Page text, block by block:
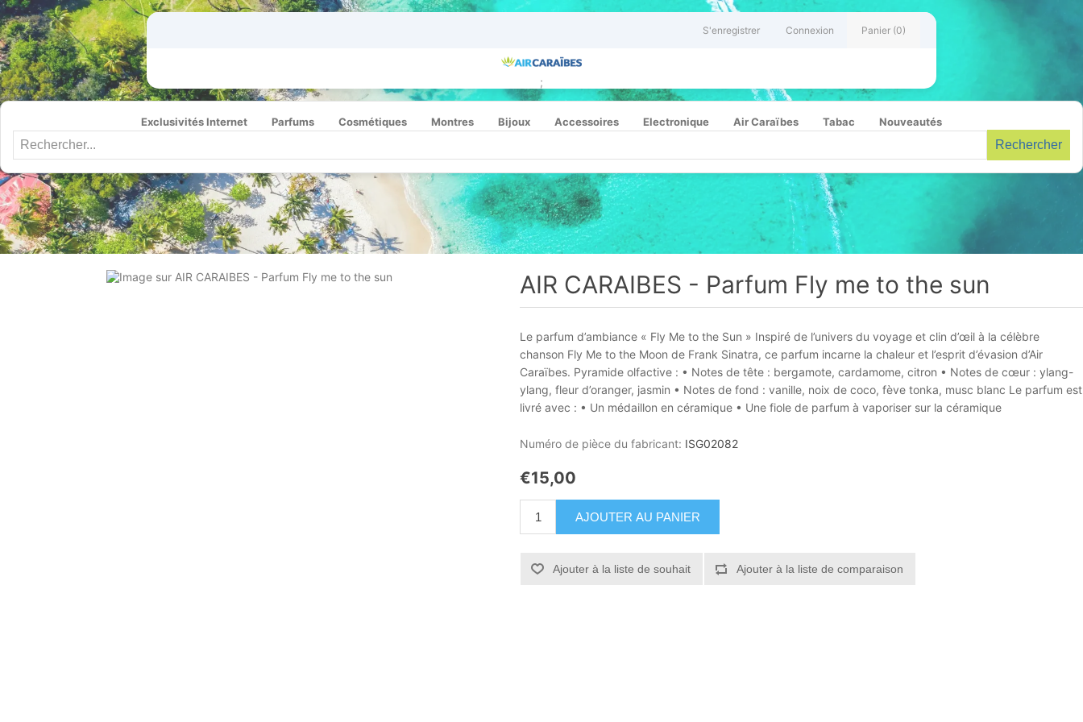
S'enregistrer Connexion Panier (0)
;
Exclusivités Internet Parfums Cosmétiques Montres Bijoux Accessoires Electronique Air Caraïbes Tabac Nouveautés
Rechercher
AIR CARAIBES - Parfum Fly me to the sun
Le parfum d’ambiance « Fly Me to the Sun » Inspiré de l’univers du voyage et clin d’œil à la célèbre
chanson Fly Me to the Moon de Frank Sinatra, ce parfum incarne la chaleur et l’esprit d’évasion d’Air
Caraïbes. Pyramide olfactive : • Notes de tête : bergamote, cardamome, citron • Notes de cœur : ylang-
ylang, fleur d’oranger, jasmin • Notes de fond : vanille, noix de coco, fève tonka, musc blanc Le parfum est
livré avec : • Un médaillon en céramique • Une fiole de parfum à vaporiser sur la céramique
Numéro de pièce du fabricant: ISG02082
€15,00
AJOUTER AU PANIER
Ajouter à la liste de souhait Ajouter à la liste de comparaison